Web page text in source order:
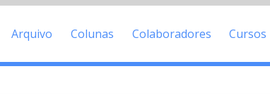
Arquivo Colunas Colaboradores Cursos